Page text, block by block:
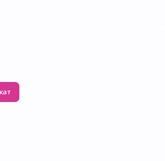
возврату не подлежит